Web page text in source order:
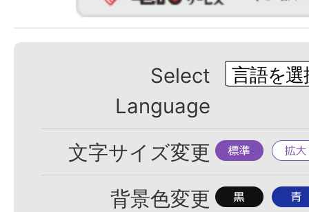
Select
Language
文字サイズ変更 標
準
拡
大
背景色変更 背
背